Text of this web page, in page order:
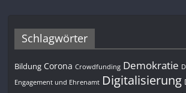
Schlagwörter
Bildung Corona Crowdfunding Demokratie
Engagement und Ehrenamt Digitalisierung